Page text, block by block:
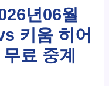
년06월
키움 히어
료 중계